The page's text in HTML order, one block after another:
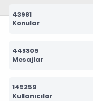
43981
Konular
448305
Mesajlar
145259
Kullanıcılar